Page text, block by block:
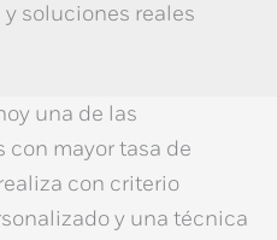
soluciones reales
una de las
mayor tasa de
con criterio
y una técnica